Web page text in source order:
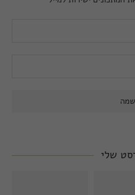
שלי